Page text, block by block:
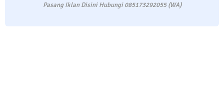
Pasang Iklan Disini Hubungi 085173292055 (WA)